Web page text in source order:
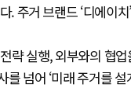
. 주거 브랜드 ‘디에이
략 실행, 외부와의 협
를 넘어 ‘미래 주거를